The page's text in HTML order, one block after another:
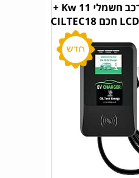
עמדת טעינה לרכב חשמלי 11 Kw +